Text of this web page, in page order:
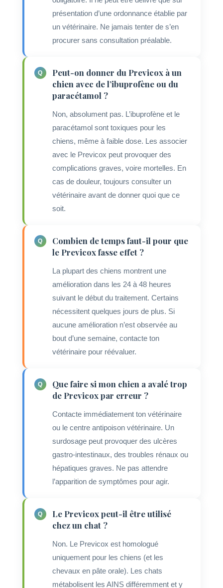
présentation d’une ordonnance établie par
un vétérinaire. Ne jamais tenter de s’en
procurer sans consultation préalable.
Peut-on donner du Previcox à un
chien avec de l’ibuprofène ou du
paracétamol ?
Non, absolument pas. L’ibuprofène et le
paracétamol sont toxiques pour les
chiens, même à faible dose. Les associer
avec le Previcox peut provoquer des
complications graves, voire mortelles. En
cas de douleur, toujours consulter un
vétérinaire avant de donner quoi que ce
soit.
Combien de temps faut-il pour que
le Previcox fasse effet ?
La plupart des chiens montrent une
amélioration dans les 24 à 48 heures
suivant le début du traitement. Certains
nécessitent quelques jours de plus. Si
aucune amélioration n’est observée au
bout d’une semaine, contacte ton
vétérinaire pour réévaluer.
Que faire si mon chien a avalé trop
de Previcox par erreur ?
Contacte immédiatement ton vétérinaire
ou le centre antipoison vétérinaire. Un
surdosage peut provoquer des ulcères
gastro-intestinaux, des troubles rénaux ou
hépatiques graves. Ne pas attendre
l’apparition de symptômes pour agir.
Le Previcox peut-il être utilisé
chez un chat ?
Non. Le Previcox est homologué
uniquement pour les chiens (et les
chevaux en pâte orale). Les chats
métabolisent les AINS différemment et y